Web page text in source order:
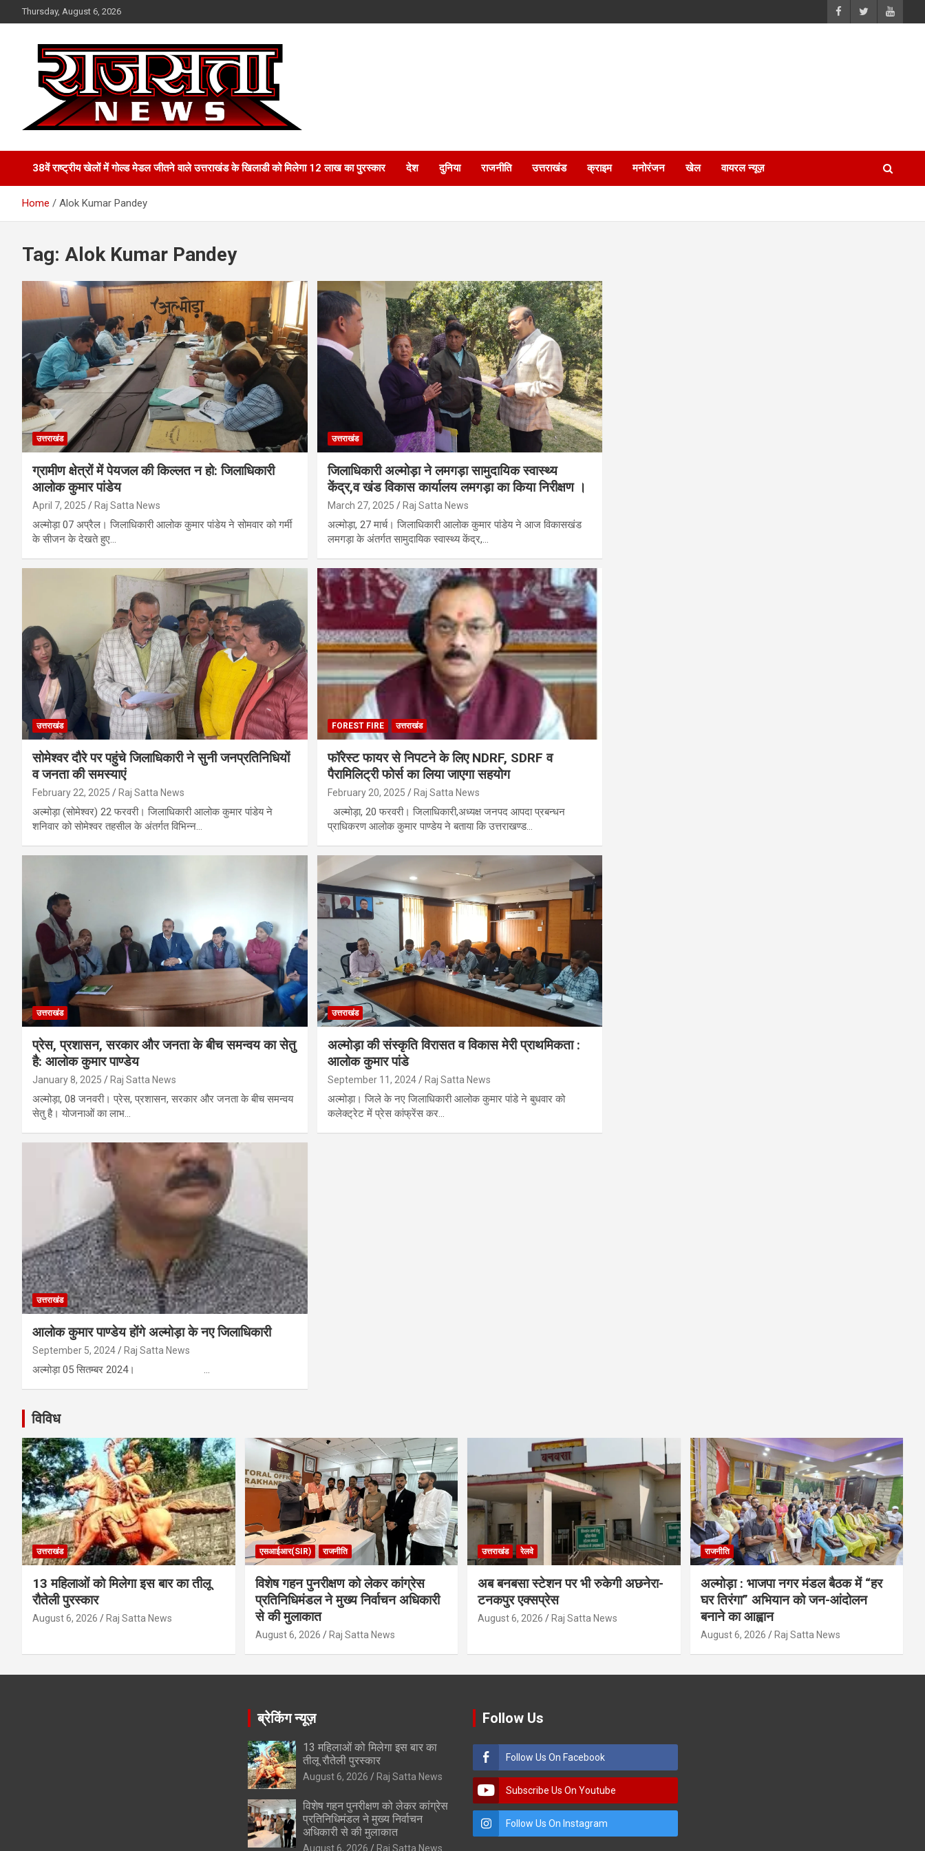
to
Thursday, August 6, 2026
Raj Satta News
38वें राष्ट्रीय खेलों में गोल्‍ड मेडल जीतने वाले उत्तराखंड के खिलाडी को मिलेगा 12 लाख का पुरस्कार देश दुनिया राजनीति उत्तराखंड क्राइम मनोरंजन खेल वायरल न्यूज़
Home Alok Kumar Pandey
Tag: Alok Kumar Pandey
उत्तराखंड
ग्रामीण क्षेत्रों में पेयजल की किल्लत न हो: जिलाधिकारी
आलोक कुमार पांडेय
April 7, 2025 Raj Satta News
अल्मोड़ा 07 अप्रैल। जिलाधिकारी आलोक कुमार पांडेय ने सोमवार को गर्मी
के सीजन के देखते हुए…
उत्तराखंड
जिलाधिकारी अल्मोड़ा ने लमगड़ा सामुदायिक स्वास्थ्य
केंद्र,व खंड विकास कार्यालय लमगड़ा का किया निरीक्षण ।
March 27, 2025 Raj Satta News
अल्मोड़ा, 27 मार्च। जिलाधिकारी आलोक कुमार पांडेय ने आज विकासखंड
लमगड़ा के अंतर्गत सामुदायिक स्वास्थ्य केंद्र,…
उत्तराखंड
सोमेश्वर दौरे पर पहुंचे जिलाधिकारी ने सुनी जनप्रतिनिधियों
व जनता की समस्याएं
February 22, 2025 Raj Satta News
अल्मोड़ा (सोमेश्वर) 22 फरवरी। जिलाधिकारी आलोक कुमार पांडेय ने
शनिवार को सोमेश्वर तहसील के अंतर्गत विभिन्न…
FOREST FIRE उत्तराखंड
फॉरेस्ट फायर से निपटने के लिए NDRF, SDRF व
पैरामिलिट्री फोर्स का लिया जाएगा सहयोग
February 20, 2025 Raj Satta News
अल्मोड़ा, 20 फरवरी। जिलाधिकारी,अध्यक्ष जनपद आपदा प्रबन्धन
प्राधिकरण आलोक कुमार पाण्डेय ने बताया कि उत्तराखण्ड…
उत्तराखंड
प्रेस, प्रशासन, सरकार और जनता के बीच समन्वय का सेतु
है: आलोक कुमार पाण्डेय
January 8, 2025 Raj Satta News
अल्मोड़ा, 08 जनवरी। प्रेस, प्रशासन, सरकार और जनता के बीच समन्वय
सेतु है। योजनाओं का लाभ…
उत्तराखंड
अल्मोड़ा की संस्कृति विरासत व विकास मेरी प्राथमिकता :
आलोक कुमार पांडे
September 11, 2024 Raj Satta News
अल्मोड़ा। जिले के नए जिलाधिकारी आलोक कुमार पांडे ने बुधवार को
कलेक्ट्रेट में प्रेस कांफ्रेंस कर…
उत्तराखंड
आलोक कुमार पाण्डेय होंगे अल्मोड़ा के नए जिलाधिकारी
September 5, 2024 Raj Satta News
अल्मोड़ा 05 सितम्बर 2024। …
विविध
उत्तराखंड
13 महिलाओं को मिलेगा इस बार का तीलू
रौतेली पुरस्कार
August 6, 2026 Raj Satta News
एसआईआर(SIR) राजनीति
विशेष गहन पुनरीक्षण को लेकर कांग्रेस
प्रतिनिधिमंडल ने मुख्य निर्वाचन अधिकारी
से की मुलाकात
August 6, 2026 Raj Satta News
उत्तराखंड रेलवे
अब बनबसा स्टेशन पर भी रुकेगी अछनेरा-
टनकपुर एक्सप्रेस
August 6, 2026 Raj Satta News
राजनीति
अल्मोड़ा : भाजपा नगर मंडल बैठक में “हर
घर तिरंगा” अभियान को जन-आंदोलन
बनाने का आह्वान
August 6, 2026 Raj Satta News
ब्रेकिंग न्यूज़
13 महिलाओं को मिलेगा इस बार का
तीलू रौतेली पुरस्कार
August 6, 2026 Raj Satta News
विशेष गहन पुनरीक्षण को लेकर कांग्रेस
प्रतिनिधिमंडल ने मुख्य निर्वाचन
अधिकारी से की मुलाकात
August 6, 2026 Raj Satta News
Follow Us
Follow Us On Facebook
Subscribe Us On Youtube
Follow Us On Instagram